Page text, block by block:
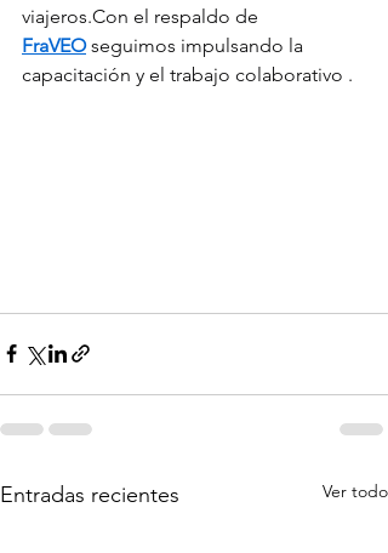
viajeros.Con el respaldo de
FraVEO seguimos impulsando la
capacitación y el trabajo colaborativo .
Entradas recientes Ver todo